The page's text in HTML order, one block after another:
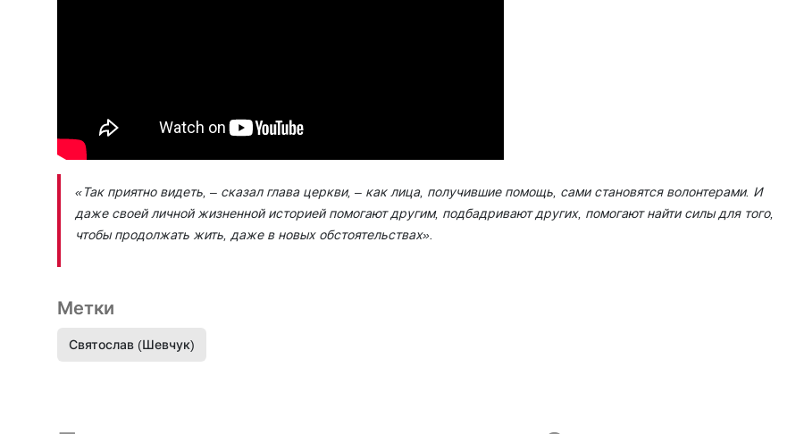
«Так приятно видеть, – сказал глава церкви, – как лица, получившие помощь, сами становятся волонтерами. И
даже своей личной жизненной историей помогают другим, подбадривают других, помогают найти силы для того,
чтобы продолжать жить, даже в новых обстоятельствах».
Метки
Святослав (Шевчук)